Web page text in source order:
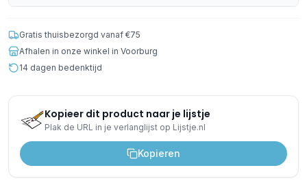
Gratis thuisbezorgd vanaf €75
Afhalen in onze winkel in Voorburg
14 dagen bedenktijd
Kopieer dit product naar je lijstje
Plak de URL in je verlanglijst op Lijstje.nl
Kopieren